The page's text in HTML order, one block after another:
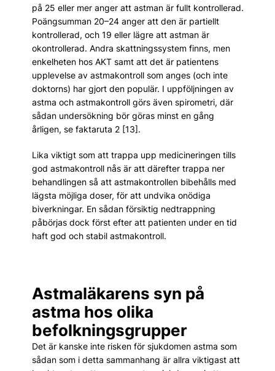
på 25 eller mer anger att astman är fullt kontrollerad.
Poängsumman 20–24 anger att den är partiellt
kontrollerad, och 19 eller lägre att astman är
okontrollerad. Andra skattningssystem finns, men
enkelheten hos AKT samt att det är patientens
upplevelse av astmakontroll som anges (och inte
doktorns) har gjort den populär. I uppföljningen av
astma och astmakontroll görs även spirometri, där
sådan undersökning bör göras minst en gång
årligen, se faktaruta 2 [13].
Lika viktigt som att trappa upp medicineringen tills
god astmakontroll nås är att därefter trappa ner
behandlingen så att astmakontrollen bibehålls med
lägsta möjliga doser, för att undvika onödiga
biverkningar. En sådan försiktig nedtrappning
påbörjas dock först efter att patienten under en tid
haft god och stabil astmakontroll.
Astmaläkarens syn på
astma hos olika
befolkningsgrupper
Det är kanske inte risken för sjukdomen astma som
sådan som i detta sammanhang är allra viktigast att